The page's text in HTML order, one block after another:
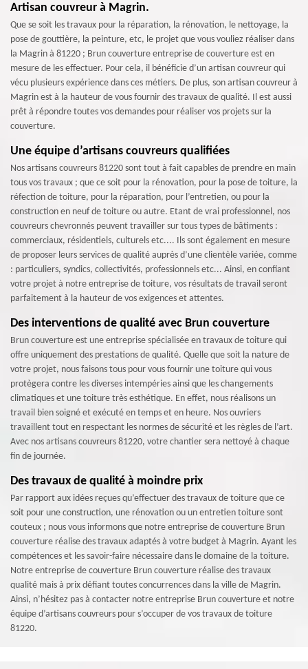
Artisan couvreur à Magrin.
Que se soit les travaux pour la réparation, la rénovation, le nettoyage, la
pose de gouttière, la peinture, etc, le projet que vous vouliez réaliser dans
la Magrin à 81220 ; Brun couverture entreprise de couverture est en
mesure de les effectuer. Pour cela, il bénéficie d’un artisan couvreur qui
vécu plusieurs expérience dans ces métiers. De plus, son artisan couvreur à
Magrin est à la hauteur de vous fournir des travaux de qualité. Il est aussi
prêt à répondre toutes vos demandes pour réaliser vos projets sur la
couverture.
Une équipe d’artisans couvreurs qualifiées
Nos artisans couvreurs 81220 sont tout à fait capables de prendre en main
tous vos travaux ; que ce soit pour la rénovation, pour la pose de toiture, la
réfection de toiture, pour la réparation, pour l’entretien, ou pour la
construction en neuf de toiture ou autre. Etant de vrai professionnel, nos
couvreurs chevronnés peuvent travailler sur tous types de bâtiments :
commerciaux, résidentiels, culturels etc.... Ils sont également en mesure
de proposer leurs services de qualité auprès d’une clientèle variée, comme
: particuliers, syndics, collectivités, professionnels etc... Ainsi, en confiant
votre projet à notre entreprise de toiture, vos résultats de travail seront
parfaitement à la hauteur de vos exigences et attentes.
Des interventions de qualité avec Brun couverture
Brun couverture est une entreprise spécialisée en travaux de toiture qui
offre uniquement des prestations de qualité. Quelle que soit la nature de
votre projet, nous faisons tous pour vous fournir une toiture qui vous
protègera contre les diverses intempéries ainsi que les changements
climatiques et une toiture très esthétique. En effet, nous réalisons un
travail bien soigné et exécuté en temps et en heure. Nos ouvriers
travaillent tout en respectant les normes de sécurité et les règles de l’art.
Avec nos artisans couvreurs 81220, votre chantier sera nettoyé à chaque
fin de journée.
Des travaux de qualité à moindre prix
Par rapport aux idées reçues qu’effectuer des travaux de toiture que ce
soit pour une construction, une rénovation ou un entretien toiture sont
couteux ; nous vous informons que notre entreprise de couverture Brun
couverture réalise des travaux adaptés à votre budget à Magrin. Ayant les
compétences et les savoir-faire nécessaire dans le domaine de la toiture.
Notre entreprise de couverture Brun couverture réalise des travaux
qualité mais à prix défiant toutes concurrences dans la ville de Magrin.
Ainsi, n’hésitez pas à contacter notre entreprise Brun couverture et notre
équipe d’artisans couvreurs pour s’occuper de vos travaux de toiture
81220.